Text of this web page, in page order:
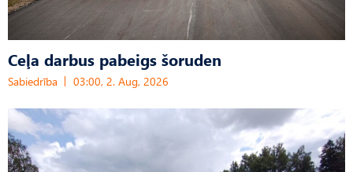
Ceļa darbus pabeigs šoruden
Sabiedrība 03:00, 2. Aug, 2026